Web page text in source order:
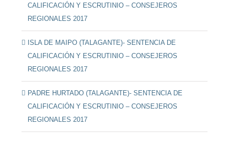
CALIFICACIÓN Y ESCRUTINIO – CONSEJEROS
REGIONALES 2017
ISLA DE MAIPO (TALAGANTE)- SENTENCIA DE
CALIFICACIÓN Y ESCRUTINIO – CONSEJEROS
REGIONALES 2017
PADRE HURTADO (TALAGANTE)- SENTENCIA DE
CALIFICACIÓN Y ESCRUTINIO – CONSEJEROS
REGIONALES 2017